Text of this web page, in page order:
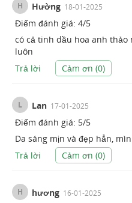
H Hường 18-01-2025
Điểm đánh giá: 4/5
có cả tinh dầu hoa anh
luôn
Trả lời
Cảm ơn (0)
L Lan 17-01-2025
Điểm đánh giá: 5/5
Da sáng mịn và đẹp hẳn,
Trả lời
Cảm ơn (0)
H hương 16-01-2025